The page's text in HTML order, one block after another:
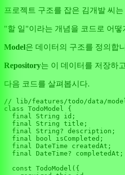
프로젝트 구조를 잡은 김개발 씨
"할 일"이라는 개념을 코드로 어떻
Model은 데이터의 구조를 정의합
Repository는 이 데이터를 저장하
다음 코드를 살펴봅시다.
// lib/features/todo/data/
class TodoModel {
  final String id;
  final String title;
  final String? description;
  final bool isCompleted;
  final DateTime createdAt;
  final DateTime? completedAt;
  const TodoModel({